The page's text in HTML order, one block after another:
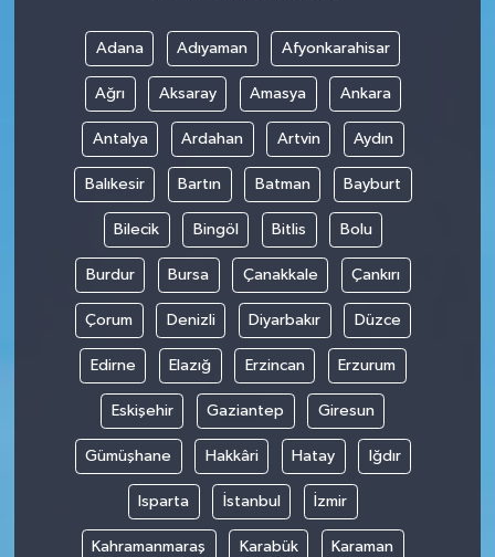
Adana Adıyaman Afyonkarahisar
Ağrı Aksaray Amasya Ankara
Antalya Ardahan Artvin Aydın
Balıkesir Bartın Batman Bayburt
Bilecik Bingöl Bitlis Bolu
Burdur Bursa Çanakkale Çankırı
Çorum Denizli Diyarbakır Düzce
Edirne Elazığ Erzincan Erzurum
Eskişehir Gaziantep Giresun
Gümüşhane Hakkâri Hatay Iğdır
Isparta İstanbul İzmir
Kahramanmaraş Karabük Karaman